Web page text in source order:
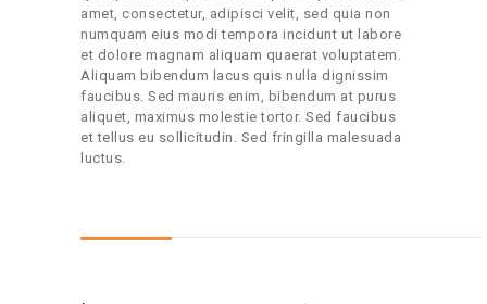
amet, consectetur, adipisci velit, sed quia non
numquam eius modi tempora incidunt ut labore
et dolore magnam aliquam quaerat voluptatem.
Aliquam bibendum lacus quis nulla dignissim
faucibus. Sed mauris enim, bibendum at purus
aliquet, maximus molestie tortor. Sed faucibus
et tellus eu sollicitudin. Sed fringilla malesuada
luctus.